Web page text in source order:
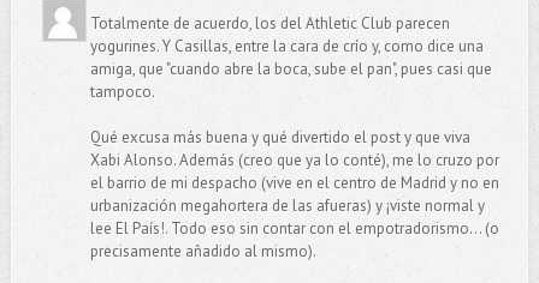
Totalmente de acuerdo, los del Athletic Club parecen
yogurines. Y Casillas, entre la cara de crío y, como dice una
amiga, que "cuando abre la boca, sube el pan", pues casi que
tampoco.
Qué excusa más buena y qué divertido el post y que viva
Xabi Alonso. Además (creo que ya lo conté), me lo cruzo por
el barrio de mi despacho (vive en el centro de Madrid y no en
urbanización megahortera de las afueras) y ¡viste normal y
lee El País!. Todo eso sin contar con el empotradorismo... (o
precisamente añadido al mismo).